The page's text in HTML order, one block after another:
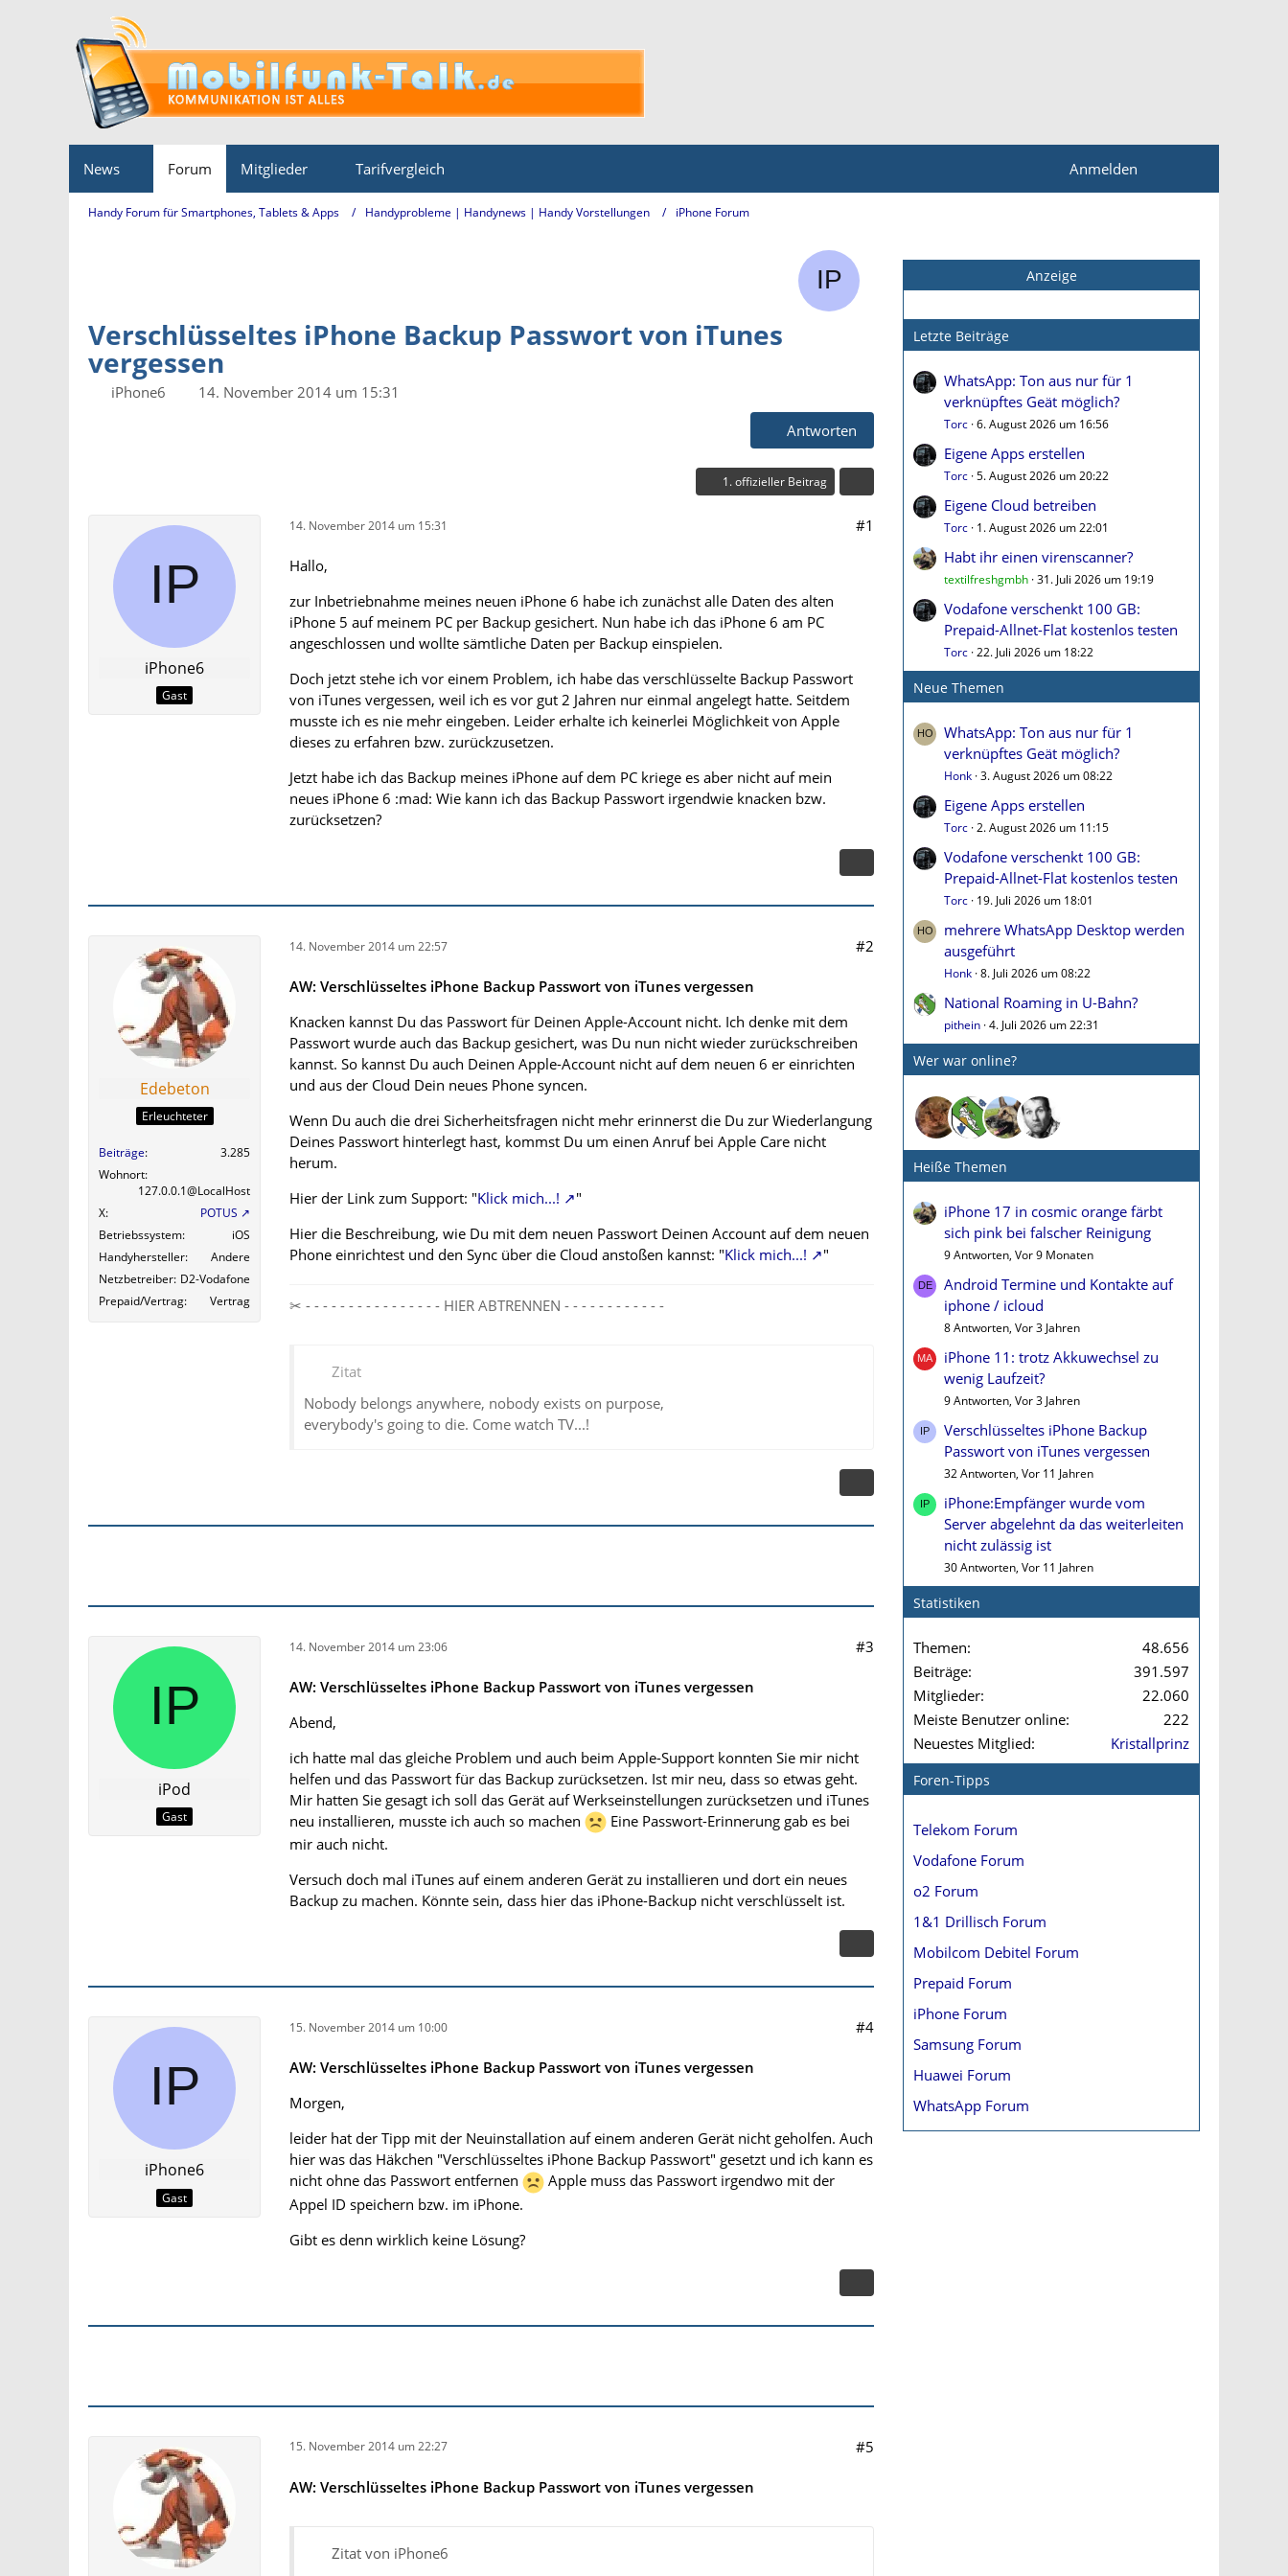
News Forum Mitglieder Tarifvergleich Anmelden
Handy Forum für Smartphones, Tablets & Apps Handyprobleme | Handynews | Handy Vorstellungen iPhone Forum
Verschlüsseltes iPhone Backup Passwort von iTunes
vergessen
iPhone6
14. November 2014 um 15:31
Antworten
1. offizieller Beitrag
iPhone6
Gast
14. November 2014 um 15:31 #1
Hallo,
zur Inbetriebnahme meines neuen iPhone 6 habe ich zunächst alle Daten des alten
iPhone 5 auf meinem PC per Backup gesichert. Nun habe ich das iPhone 6 am PC
angeschlossen und wollte sämtliche Daten per Backup einspielen.
Doch jetzt stehe ich vor einem Problem, ich habe das verschlüsselte Backup Passwort
von iTunes vergessen, weil ich es vor gut 2 Jahren nur einmal angelegt hatte. Seitdem
musste ich es nie mehr eingeben. Leider erhalte ich keinerlei Möglichkeit von Apple
dieses zu erfahren bzw. zurückzusetzen.
Jetzt habe ich das Backup meines iPhone auf dem PC kriege es aber nicht auf mein
neues iPhone 6 :mad: Wie kann ich das Backup Passwort irgendwie knacken bzw.
zurücksetzen?
Edebeton
Erleuchteter
Beiträge
3.285
Wohnort
127.0.0.1@LocalHost
X
POTUS
Betriebssystem
iOS
Handyhersteller
Andere
Netzbetreiber D2-Vodafone
Prepaid/Vertrag
Vertrag
14. November 2014 um 22:57 #2
AW: Verschlüsseltes iPhone Backup Passwort von iTunes vergessen
Knacken kannst Du das Passwort für Deinen Apple-Account nicht. Ich denke mit dem
Passwort wurde auch das Backup gesichert, was Du nun nicht wieder zurückschreiben
kannst. So kannst Du auch Deinen Apple-Account nicht auf dem neuen 6 er einrichten
und aus der Cloud Dein neues Phone syncen.
Wenn Du auch die drei Sicherheitsfragen nicht mehr erinnerst die Du zur Wiederlangung
Deines Passwort hinterlegt hast, kommst Du um einen Anruf bei Apple Care nicht
herum.
Hier der Link zum Support: "Klick mich...!
"
Hier die Beschreibung, wie Du mit dem neuen Passwort Deinen Account auf dem neuen
Phone einrichtest und den Sync über die Cloud anstoßen kannst: "Klick mich...! "
✂ - - - - - - - - - - - - - - - - HIER ABTRENNEN - - - - - - - - - - - -
Zitat
Nobody belongs anywhere, nobody exists on purpose,
everybody's going to die. Come watch TV...!
iPod
Gast
14. November 2014 um 23:06 #3
AW: Verschlüsseltes iPhone Backup Passwort von iTunes vergessen
Abend,
ich hatte mal das gleiche Problem und auch beim Apple-Support konnten Sie mir nicht
helfen und das Passwort für das Backup zurücksetzen. Ist mir neu, dass so etwas geht.
Mir hatten Sie gesagt ich soll das Gerät auf Werkseinstellungen zurücksetzen und iTunes
neu installieren, musste ich auch so machen
Eine Passwort-Erinnerung gab es bei
mir auch nicht.
Versuch doch mal iTunes auf einem anderen Gerät zu installieren und dort ein neues
Backup zu machen. Könnte sein, dass hier das iPhone-Backup nicht verschlüsselt ist.
iPhone6
Gast
15. November 2014 um 10:00 #4
AW: Verschlüsseltes iPhone Backup Passwort von iTunes vergessen
Morgen,
leider hat der Tipp mit der Neuinstallation auf einem anderen Gerät nicht geholfen. Auch
hier was das Häkchen "Verschlüsseltes iPhone Backup Passwort" gesetzt und ich kann es
nicht ohne das Passwort entfernen
Apple muss das Passwort irgendwo mit der
Appel ID speichern bzw. im iPhone.
Gibt es denn wirklich keine Lösung?
15. November 2014 um 22:27 #5
AW: Verschlüsseltes iPhone Backup Passwort von iTunes vergessen
Zitat von iPhone6
Anzeige
Letzte Beiträge
WhatsApp: Ton aus nur für 1
verknüpftes Geät möglich?
Torc 6. August 2026 um 16:56
Eigene Apps erstellen
Torc 5. August 2026 um 20:22
Eigene Cloud betreiben
Torc 1. August 2026 um 22:01
Habt ihr einen virenscanner?
textilfreshgmbh 31. Juli 2026 um 19:19
Vodafone verschenkt 100 GB:
Prepaid-Allnet-Flat kostenlos testen
Torc 22. Juli 2026 um 18:22
Neue Themen
WhatsApp: Ton aus nur für 1
verknüpftes Geät möglich?
Honk 3. August 2026 um 08:22
Eigene Apps erstellen
Torc 2. August 2026 um 11:15
Vodafone verschenkt 100 GB:
Prepaid-Allnet-Flat kostenlos testen
Torc 19. Juli 2026 um 18:01
mehrere WhatsApp Desktop werden
ausgeführt
Honk 8. Juli 2026 um 08:22
National Roaming in U-Bahn?
pithein 4. Juli 2026 um 22:31
Wer war online?
Heiße Themen
iPhone 17 in cosmic orange färbt
sich pink bei falscher Reinigung
9 Antworten, Vor 9 Monaten
Android Termine und Kontakte auf
iphone / icloud
8 Antworten, Vor 3 Jahren
iPhone 11: trotz Akkuwechsel zu
wenig Laufzeit?
9 Antworten, Vor 3 Jahren
Verschlüsseltes iPhone Backup
Passwort von iTunes vergessen
32 Antworten, Vor 11 Jahren
iPhone:Empfänger wurde vom
Server abgelehnt da das weiterleiten
nicht zulässig ist
30 Antworten, Vor 11 Jahren
Statistiken
Themen
48.656
Beiträge
391.597
Mitglieder
22.060
Meiste Benutzer online
222
Neuestes Mitglied
Kristallprinz
Foren-Tipps
Telekom Forum
Vodafone Forum
o2 Forum
1&1 Drillisch Forum
Mobilcom Debitel Forum
Prepaid Forum
iPhone Forum
Samsung Forum
Huawei Forum
WhatsApp Forum